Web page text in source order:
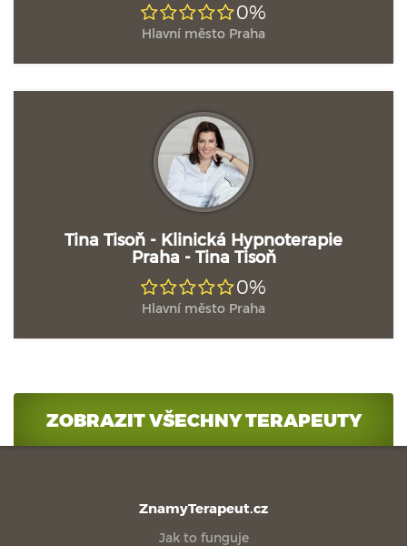
0%
Hlavní město Praha
Tina Tisoň - Klinická Hypnoterapie
Praha - Tina Tisoň
0%
Hlavní město Praha
ZOBRAZIT VŠECHNY TERAPEUTY
ZnamyTerapeut.cz
Jak to funguje